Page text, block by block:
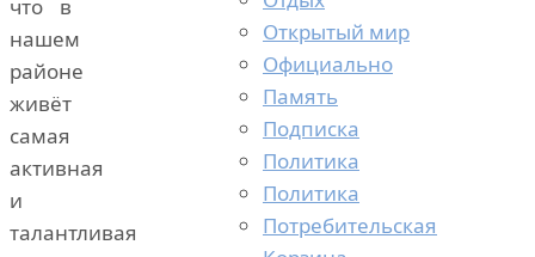
что в
нашем
районе
живёт
самая
активная
и
талантливая
Открытый мир
Официально
Память
Подписка
Политика
Политика
Потребительская